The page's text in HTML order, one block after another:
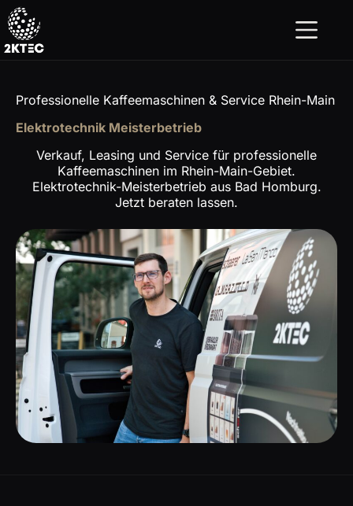
Zum
Inhalt
springen
Professionelle Kaffeemaschinen & Service Rhein-Main
Elektrotechnik Meisterbetrieb
Verkauf, Leasing und Service für professionelle
Kaffeemaschinen im Rhein-Main-Gebiet.
Elektrotechnik-Meisterbetrieb aus Bad Homburg.
Jetzt beraten lassen.